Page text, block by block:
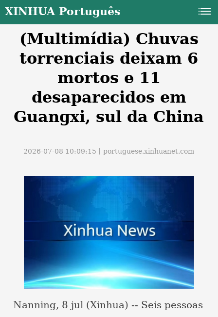
XINHUA Português
(Multimídia) Chuvas
torrenciais deixam 6
mortos e 11
desaparecidos em
Guangxi, sul da China
2026-07-08 10:09:15丨portuguese.xinhuanet.com
Nanning, 8 jul (Xinhua) -- Seis pessoas